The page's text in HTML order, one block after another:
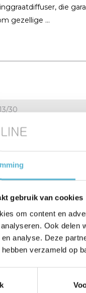
gebruik van cookies
om content en
Ook delen
analyse. Deze
verzameld op
die
gezellige ...
30